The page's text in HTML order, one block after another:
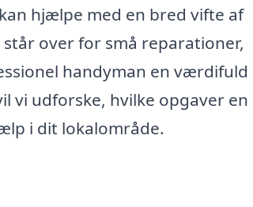
hjælpe med en bred vifte af
over for små reparationer,
handyman en værdifuld
vi udforske, hvilke opgaver en
i dit lokalområde.